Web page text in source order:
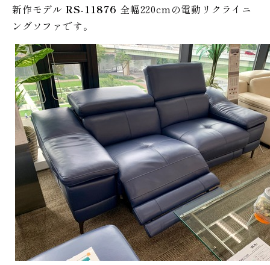
新作モデル RS-11876 全幅220cmの電動リクライニ
ングソファです。